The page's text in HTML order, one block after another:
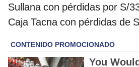
Sullana con pérdidas por S/
Caja Tacna con pérdidas de